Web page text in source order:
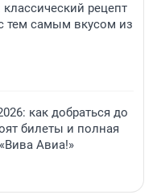
рецепт
тем самым вкусом из
как добраться до
билеты и полная
Авиа!»